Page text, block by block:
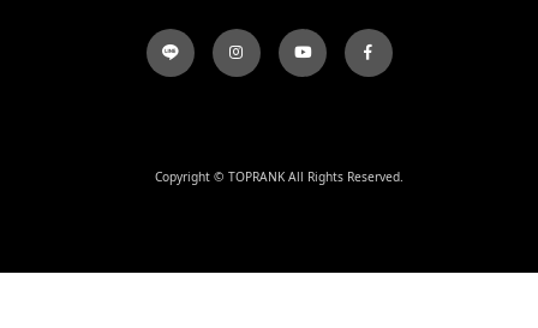
Copyright © TOPRANK All Rights Reserved.